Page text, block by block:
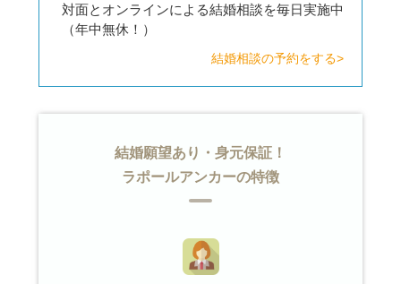
対面とオンラインによる結婚相談を毎日実施中
（年中無休！）
結婚相談の予約をする>
結婚願望あり・身元保証！
ラポールアンカーの特徴